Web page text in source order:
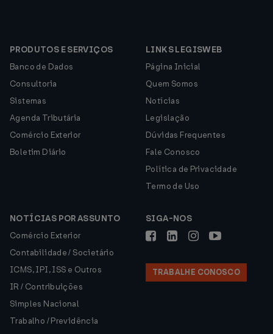
PRODUTOS E SERVIÇOS
Banco de Dados
Consultoria
Sistemas
Agenda Tributária
Comércio Exterior
Boletim Diário
LINKS LEGISWEB
Página Inicial
Quem Somos
Notícias
Legislação
Dúvidas Frequentes
Fale Conosco
Política de Privacidade
Termo de Uso
NOTÍCIAS POR ASSUNTO
Comércio Exterior
Contabilidade / Societário
ICMS, IPI, ISS e Outros
IR / Contribuições
Simples Nacional
Trabalho / Previdência
SIGA-NOS
TRABALHE CONOSCO